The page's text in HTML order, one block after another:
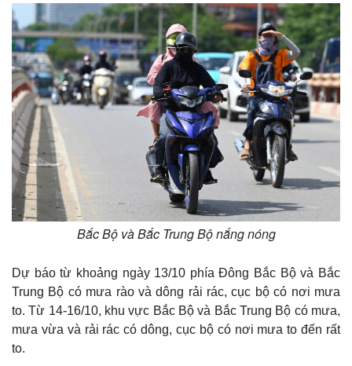
Bắc Bộ và Bắc Trung Bộ nắng nóng
Dự báo từ khoảng ngày 13/10 phía Đông Bắc Bộ và Bắc
Trung Bộ có mưa rào và dông rải rác, cục bộ có nơi mưa
to. Từ 14-16/10, khu vực Bắc Bộ và Bắc Trung Bộ có mưa,
mưa vừa và rải rác có dông, cục bộ có nơi mưa to đến rất
to.